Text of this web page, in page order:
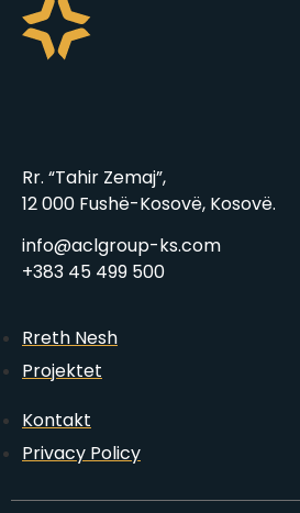
Rr. “Tahir Zemaj”,
12 000 Fushë-Kosovë, Kosovë.
info@aclgroup-ks.com
+383 45 499 500
Rreth Nesh
Projektet
Kontakt
Privacy Policy